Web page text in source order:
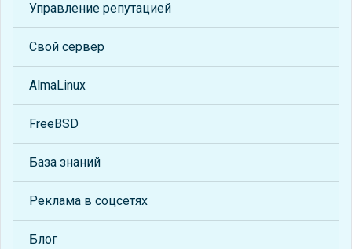
Управление репутацией
Свой сервер
AlmaLinux
FreeBSD
База знаний
Реклама в соцсетях
Блог